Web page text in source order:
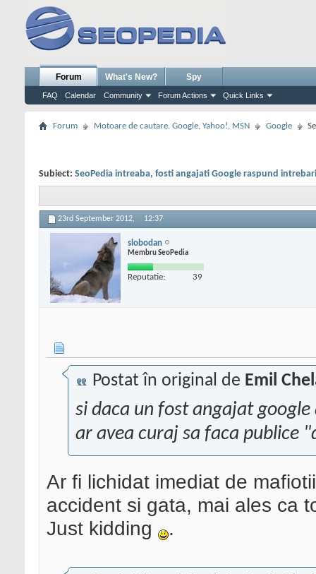
Forum
FAQ Calendar Community Forum Actions Quick Links
What's New? Spy
Forum Motoare de cautare. Google, Yahoo!, MSN Google
Subiect: SeoPedia intreaba, fosti angajati Google raspund
23rd September 2012, 12:37
slobodan
Membru SeoPedia
Reputatie: 39
Postat în original de Emil
si daca un fost angajat
ar avea curaj sa faca publice
Ar fi lichidat imediat de
accident si gata, mai ales ca
Just kidding
.